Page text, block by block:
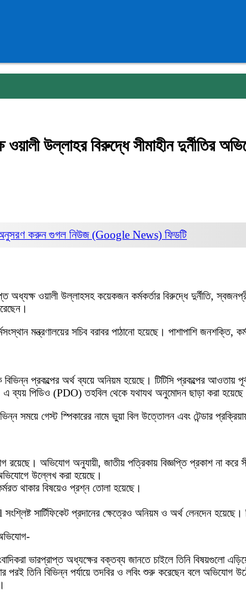
ওয়ালী উল্লাহর বিরুদ্ধে সীমাহীন দুর্নীতির
অনুসরণ করুনগুগল নিউজ (Google News) ফিডটি
অধ্যক্ষ ওয়ালী উল্লাহসহ কয়েকজন কর্মকর্তার বিরুদ্ধে দুর্নীতি,
মন্ত্রণালয়ের সচিব বরাবর পাঠানো হয়েছে। পাশাপাশি জনশক্তি,
প্রকল্পের অর্থ ব্যয়ে অনিয়ম হয়েছে। টিটিসি প্রকল্পের আওতায়
এ ব্যয় পিডিও (PDO) তহবিল থেকে যথাযথ অনুমোদন ছাড়া করা
সময়ে গেস্ট স্পিকারের নামে ভুয়া বিল উত্তোলন এবং টেন্ডার
অভিযোগ অনুযায়ী, জাতীয় পত্রিকায় বিজ্ঞপ্তি প্রকাশ না করে
উল্লেখ করা হয়েছে।
থাকার বিষয়েও প্রশ্ন তোলা হয়েছে।
সার্টিফিকেট প্রদানের ক্ষেত্রেও অনিয়ম ও অর্থ লেনদেন হয়েছে। কিছু
ভারপ্রাপ্ত অধ্যক্ষের বক্তব্য জানতে চাইলে তিনি বিষয়গুলো
পরই তিনি বিভিন্ন পর্যায়ে তদবির ও লবিং শুরু করেছেন বলে অভিযোগ